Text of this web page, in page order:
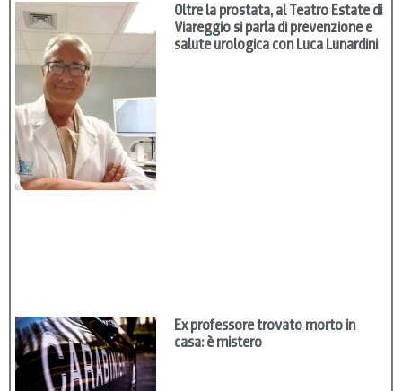
Oltre la prostata, al Teatro Estate di
Viareggio si parla di prevenzione e
salute urologica con Luca Lunardini
Ex professore trovato morto in
casa: è mistero